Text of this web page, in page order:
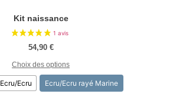
Kit naissance
54,90 €
Choix des options
Ecru/Ecru Ecru/Ecru rayé Marine